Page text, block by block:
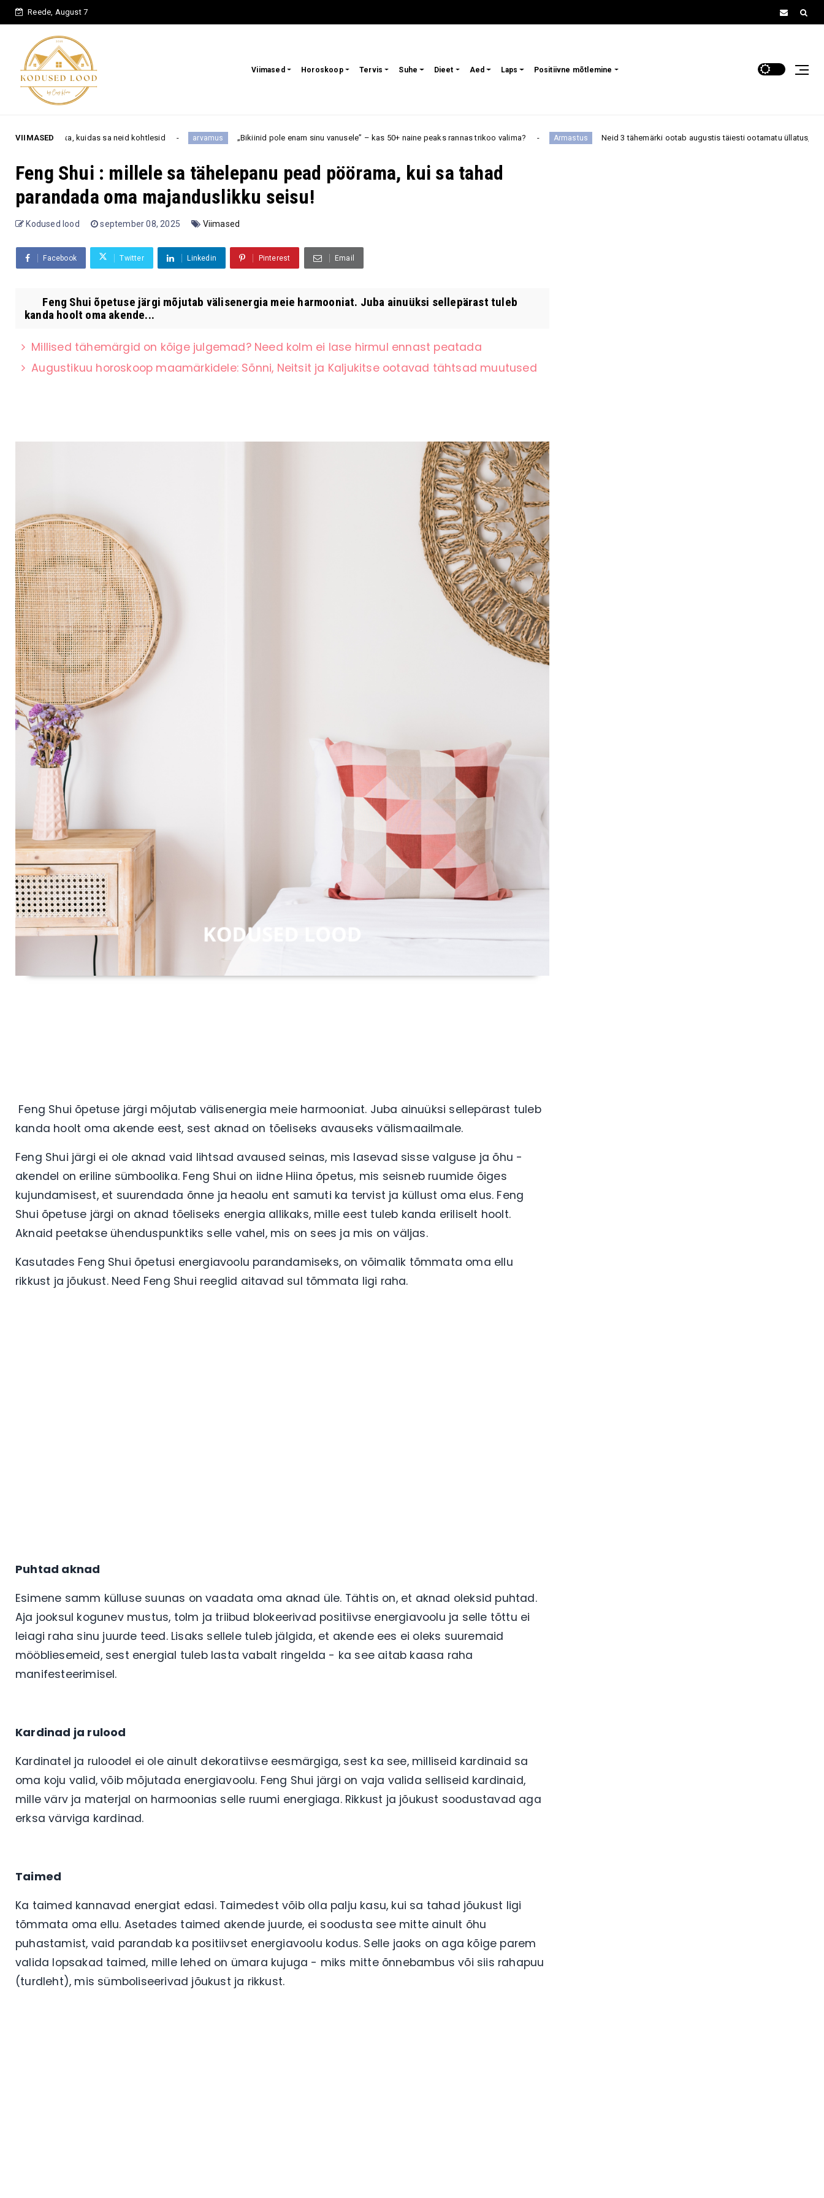
Reede, August 7
Viimased Horoskoop Tervis Suhe Dieet Aed Laps Positiivne mõtlemine
VIIMASED
kuidas sa neid kohtlesid arvamus „Bikiinid pole enam sinu vanusele” – kas 50+ naine peaks rannas trikoo valima? Armastus Neid 3 tähemärki ootab augustis täiesti ootamatu üllatus, mis võib tuua suure
Feng Shui : millele sa tähelepanu pead pöörama, kui sa tahad
parandada oma majanduslikku seisu!
Kodused lood september 08, 2025 Viimased
Facebook Twitter Linkedin Pinterest Email
Feng Shui õpetuse järgi mõjutab välisenergia meie harmooniat. Juba ainuüksi sellepärast tuleb
kanda hoolt oma akende...
Millised tähemärgid on kõige julgemad? Need kolm ei lase hirmul ennast peatada
Augustikuu horoskoop maamärkidele: Sõnni, Neitsit ja Kaljukitse ootavad tähtsad muutused
Feng Shui õpetuse järgi mõjutab välisenergia meie harmooniat. Juba ainuüksi sellepärast tuleb
kanda hoolt oma akende eest, sest aknad on tõeliseks avauseks välismaailmale.
Feng Shui järgi ei ole aknad vaid lihtsad avaused seinas, mis lasevad sisse valguse ja õhu -
akendel on eriline sümboolika. Feng Shui on iidne Hiina õpetus, mis seisneb ruumide õiges
kujundamisest, et suurendada õnne ja heaolu ent samuti ka tervist ja küllust oma elus. Feng
Shui õpetuse järgi on aknad tõeliseks energia allikaks, mille eest tuleb kanda eriliselt hoolt.
Aknaid peetakse ühenduspunktiks selle vahel, mis on sees ja mis on väljas.
Kasutades Feng Shui õpetusi energiavoolu parandamiseks, on võimalik tõmmata oma ellu
rikkust ja jõukust. Need Feng Shui reeglid aitavad sul tõmmata ligi raha.
Puhtad aknad
Esimene samm külluse suunas on vaadata oma aknad üle. Tähtis on, et aknad oleksid puhtad.
Aja jooksul kogunev mustus, tolm ja triibud blokeerivad positiivse energiavoolu ja selle tõttu ei
leiagi raha sinu juurde teed. Lisaks sellele tuleb jälgida, et akende ees ei oleks suuremaid
mööbliesemeid, sest energial tuleb lasta vabalt ringelda - ka see aitab kaasa raha
manifesteerimisel.
Kardinad ja rulood
Kardinatel ja ruloodel ei ole ainult dekoratiivse eesmärgiga, sest ka see, milliseid kardinaid sa
oma koju valid, võib mõjutada energiavoolu. Feng Shui järgi on vaja valida selliseid kardinaid,
mille värv ja materjal on harmoonias selle ruumi energiaga. Rikkust ja jõukust soodustavad aga
erksa värviga kardinad.
Taimed
Ka taimed kannavad energiat edasi. Taimedest võib olla palju kasu, kui sa tahad jõukust ligi
tõmmata oma ellu. Asetades taimed akende juurde, ei soodusta see mitte ainult õhu
puhastamist, vaid parandab ka positiivset energiavoolu kodus. Selle jaoks on aga kõige parem
valida lopsakad taimed, mille lehed on ümara kujuga - miks mitte õnnebambus või siis rahapuu
(turdleht), mis sümboliseerivad jõukust ja rikkust.